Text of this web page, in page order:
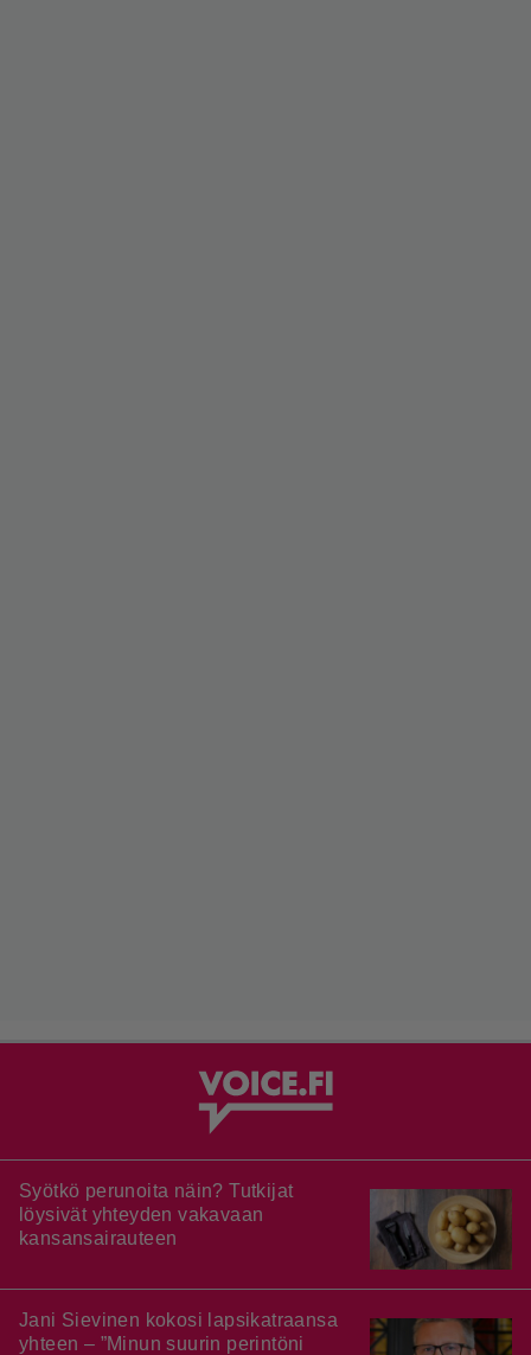
Syötkö perunoita näin? Tutkijat
löysivät yhteyden vakavaan
kansansairauteen
Jani Sievinen kokosi lapsikatraansa
yhteen – ”Minun suurin perintöni